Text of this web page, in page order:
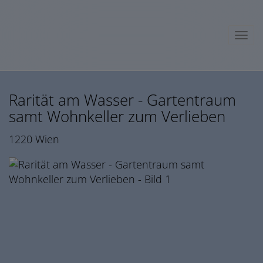
Rarität am Wasser - Gartentraum
samt Wohnkeller zum Verlieben
1220 Wien